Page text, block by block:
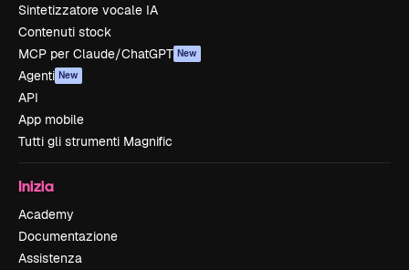
Sintetizzatore vocale IA
Contenuti stock
MCP per Claude/ChatGPT New
Agenti New
API
App mobile
Tutti gli strumenti Magnific
Inizia
Academy
Documentazione
Assistenza